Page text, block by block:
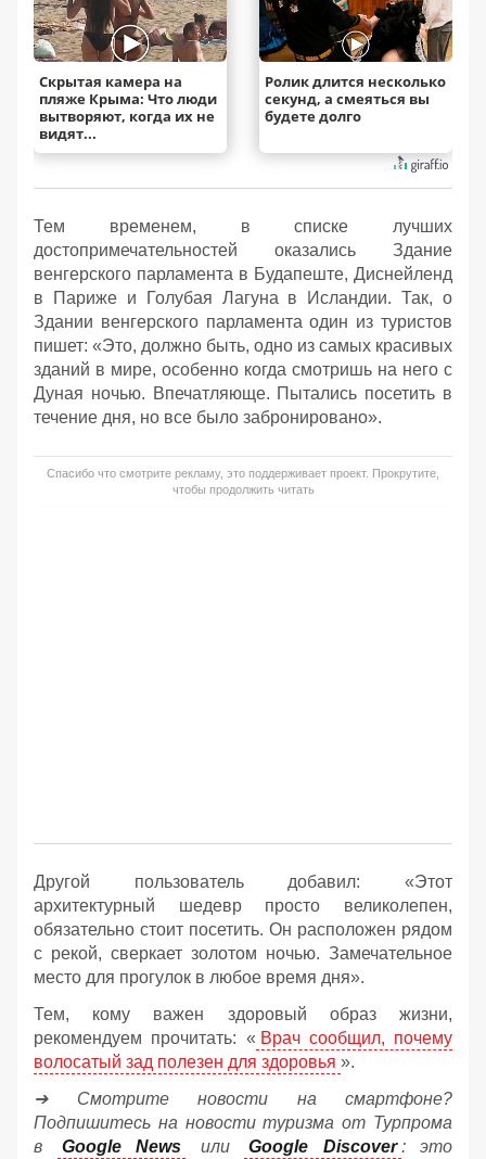
Скрытая камера на
пляже Крыма: Что люди
вытворяют, когда их не
видят...
Ролик длится несколько
секунд, а смеяться вы
будете долго
Тем временем, в списке лучших
достопримечательностей оказались Здание
венгерского парламента в Будапеште, Диснейленд
в Париже и Голубая Лагуна в Исландии. Так, о
Здании венгерского парламента один из туристов
пишет: «Это, должно быть, одно из самых красивых
зданий в мире, особенно когда смотришь на него с
Дуная ночью. Впечатляюще. Пытались посетить в
течение дня, но все было забронировано».
Спасибо что смотрите рекламу, это поддерживает проект. Прокрутите,
чтобы продолжить читать
Другой пользователь добавил: «Этот
архитектурный шедевр просто великолепен,
обязательно стоит посетить. Он расположен рядом
с рекой, сверкает золотом ночью. Замечательное
место для прогулок в любое время дня».
Тем, кому важен здоровый образ жизни,
рекомендуем прочитать: « Врач сообщил, почему
волосатый зад полезен для здоровья ».
➔ Смотрите новости на смартфоне?
Подпишитесь на новости туризма от Турпрома
в
Google News или Google Discover : это